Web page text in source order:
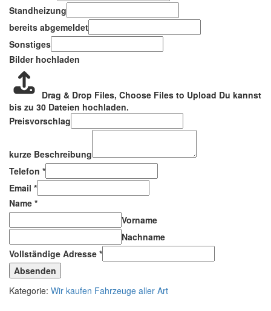
Standheizung
bereits abgemeldet
Sonstiges
Bilder hochladen
Drag & Drop Files, Choose Files to Upload Du kannst
bis zu 30 Dateien hochladen.
Preisvorschlag
kurze Beschreibung
Telefon *
Email *
Name *
Vorname
Nachname
Vollständige Adresse *
Absenden
Kategorie: Wir kaufen Fahrzeuge aller Art